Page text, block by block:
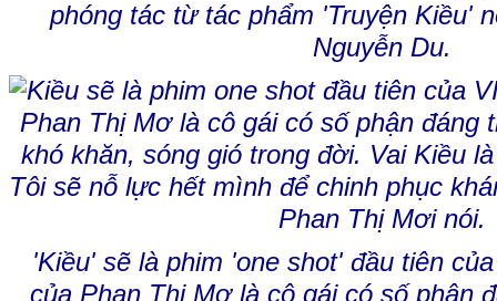
phóng tác từ tác phẩm 'Truyện Kiều'
Nguyễn Du.
'Kiều' sẽ là phim 'one shot' đầu tiên
của Phan Thị Mơ là cô gái có số phận